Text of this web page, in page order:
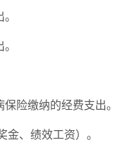
险缴纳的经费支出。
金、绩效工资）。